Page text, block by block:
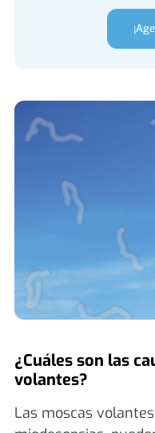
¿Cuáles son las
volantes?
Las moscas